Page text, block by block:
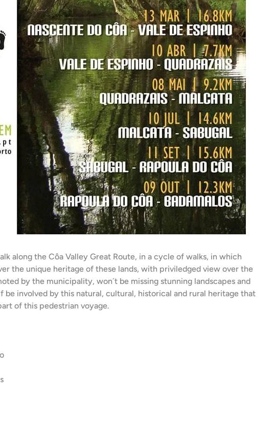
along the Côa Valley Great Route, in a cycle of walks, in which
the unique heritage of these lands, with priviledged view over the
by the municipality, won´t be missing stunning landscapes and
be involved by this natural, cultural, historical and rural heritage that
of this pedestrian voyage.